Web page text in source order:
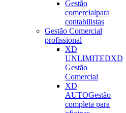
Gestão
comercialpara
contabilistas
Gestão Comercial
profissional
XD
UNLIMITEDXD
Gestão
Comercial
XD
AUTOGestão
completa para